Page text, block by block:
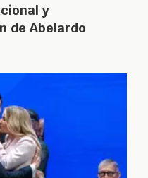
y
de Abelardo